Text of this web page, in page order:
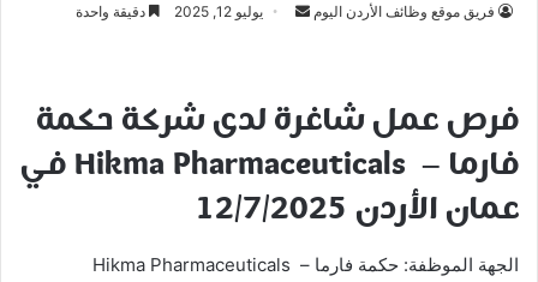
فريق موقع وظائف الأردن اليوم
أرسل يوليو 12, 2025 دقيقة واحدة
فرص عمل شاغرة لدى شركة حكمة
فارما – Hikma Pharmaceuticals في
عمان الأردن 12/7/2025
الجهة الموظفة: حكمة فارما – Hikma Pharmaceuticals